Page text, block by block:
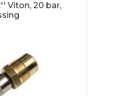
Viton, 20 bar,